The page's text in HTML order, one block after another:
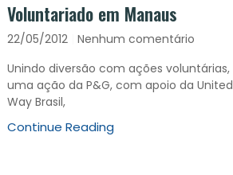
Voluntariado em Manaus
22/05/2012 Nenhum comentário
Unindo diversão com ações voluntárias,
uma ação da P&G, com apoio da United
Way Brasil,
Continue Reading